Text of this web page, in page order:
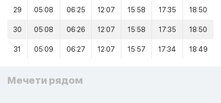
29 05:08 06:25 12:07 15:58 17:35 18:50
30 05:08 06:26 12:07 15:58 17:35 18:50
31 05:09 06:27 12:07 15:57 17:34 18:49
Мечети рядом